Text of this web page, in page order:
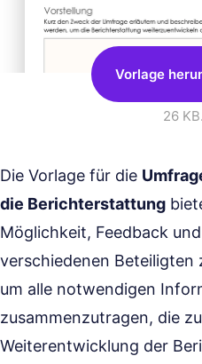
Vorlage
26 KB
Die Vorlage für die
die Berichterstattung
Möglichkeit, Feedback
verschiedenen Beteiligten
um alle notwendigen
zusammenzutragen, die
Weiterentwicklung der